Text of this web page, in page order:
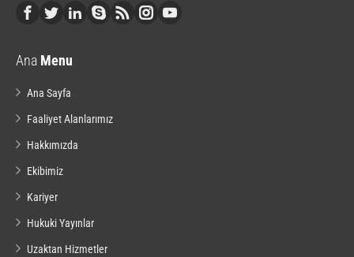
Ana Menu
Ana Sayfa
Faaliyet Alanlarımız
Hakkımızda
Ekibimiz
Kariyer
Hukuki Yayınlar
Uzaktan Hizmetler